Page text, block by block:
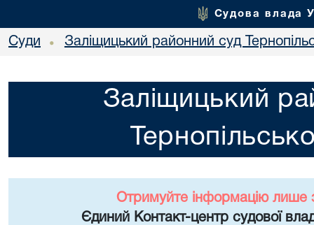
Судова влада
Суди • Заліщицький районний суд
Заліщицький
Отримуйте інформацію лише
Єдиний Контакт-центр судової